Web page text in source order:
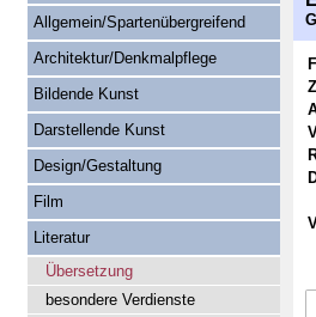
Allgemein/Spartenübergreifend
Architektur/Denkmalpflege
Bildende Kunst
Darstellende Kunst
Design/Gestaltung
Film
Literatur
Übersetzung
besondere Verdienste